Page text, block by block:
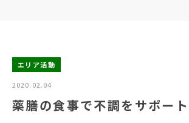
エリア活動
2020.02.04
薬膳の食事で不調をサポート